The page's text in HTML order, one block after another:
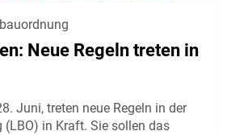
Neue Regeln treten in
Juni, treten neue Regeln in der
(LBO) in Kraft. Sie sollen das